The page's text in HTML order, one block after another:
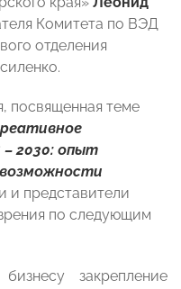
Комитета по ВЭД
отделения
посвященная теме
2030: опыт
возможности
и представители
по следующим
закрепление